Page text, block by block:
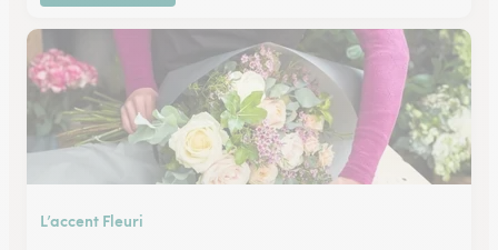
L’accent Fleuri